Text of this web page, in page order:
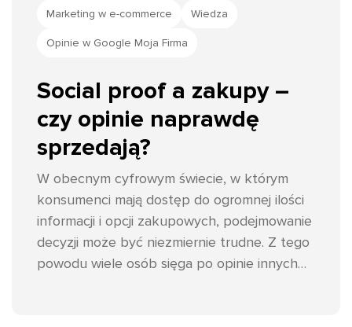
Marketing w e-commerce Wiedza
Opinie w Google Moja Firma
Social proof a zakupy –
czy opinie naprawdę
sprzedają?
W obecnym cyfrowym świecie, w którym
konsumenci mają dostęp do ogromnej ilości
informacji i opcji zakupowych, podejmowanie
decyzji może być niezmiernie trudne. Z tego
powodu wiele osób sięga po opinie innych